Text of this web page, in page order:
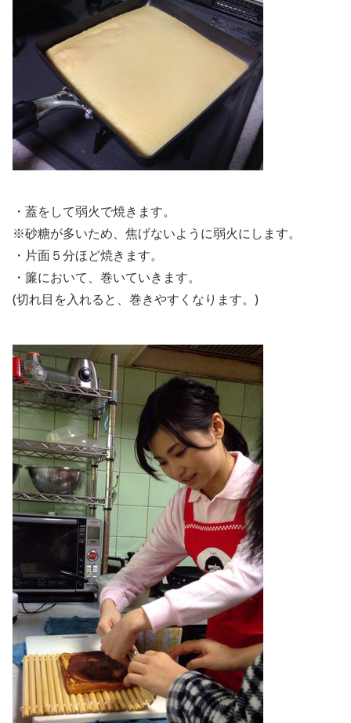
・蓋をして弱火で焼きます。
※砂糖が多いため、焦げないように弱火にします。
・片面５分ほど焼きます。
・簾において、巻いていきます。
(切れ目を入れると、巻きやすくなります。)